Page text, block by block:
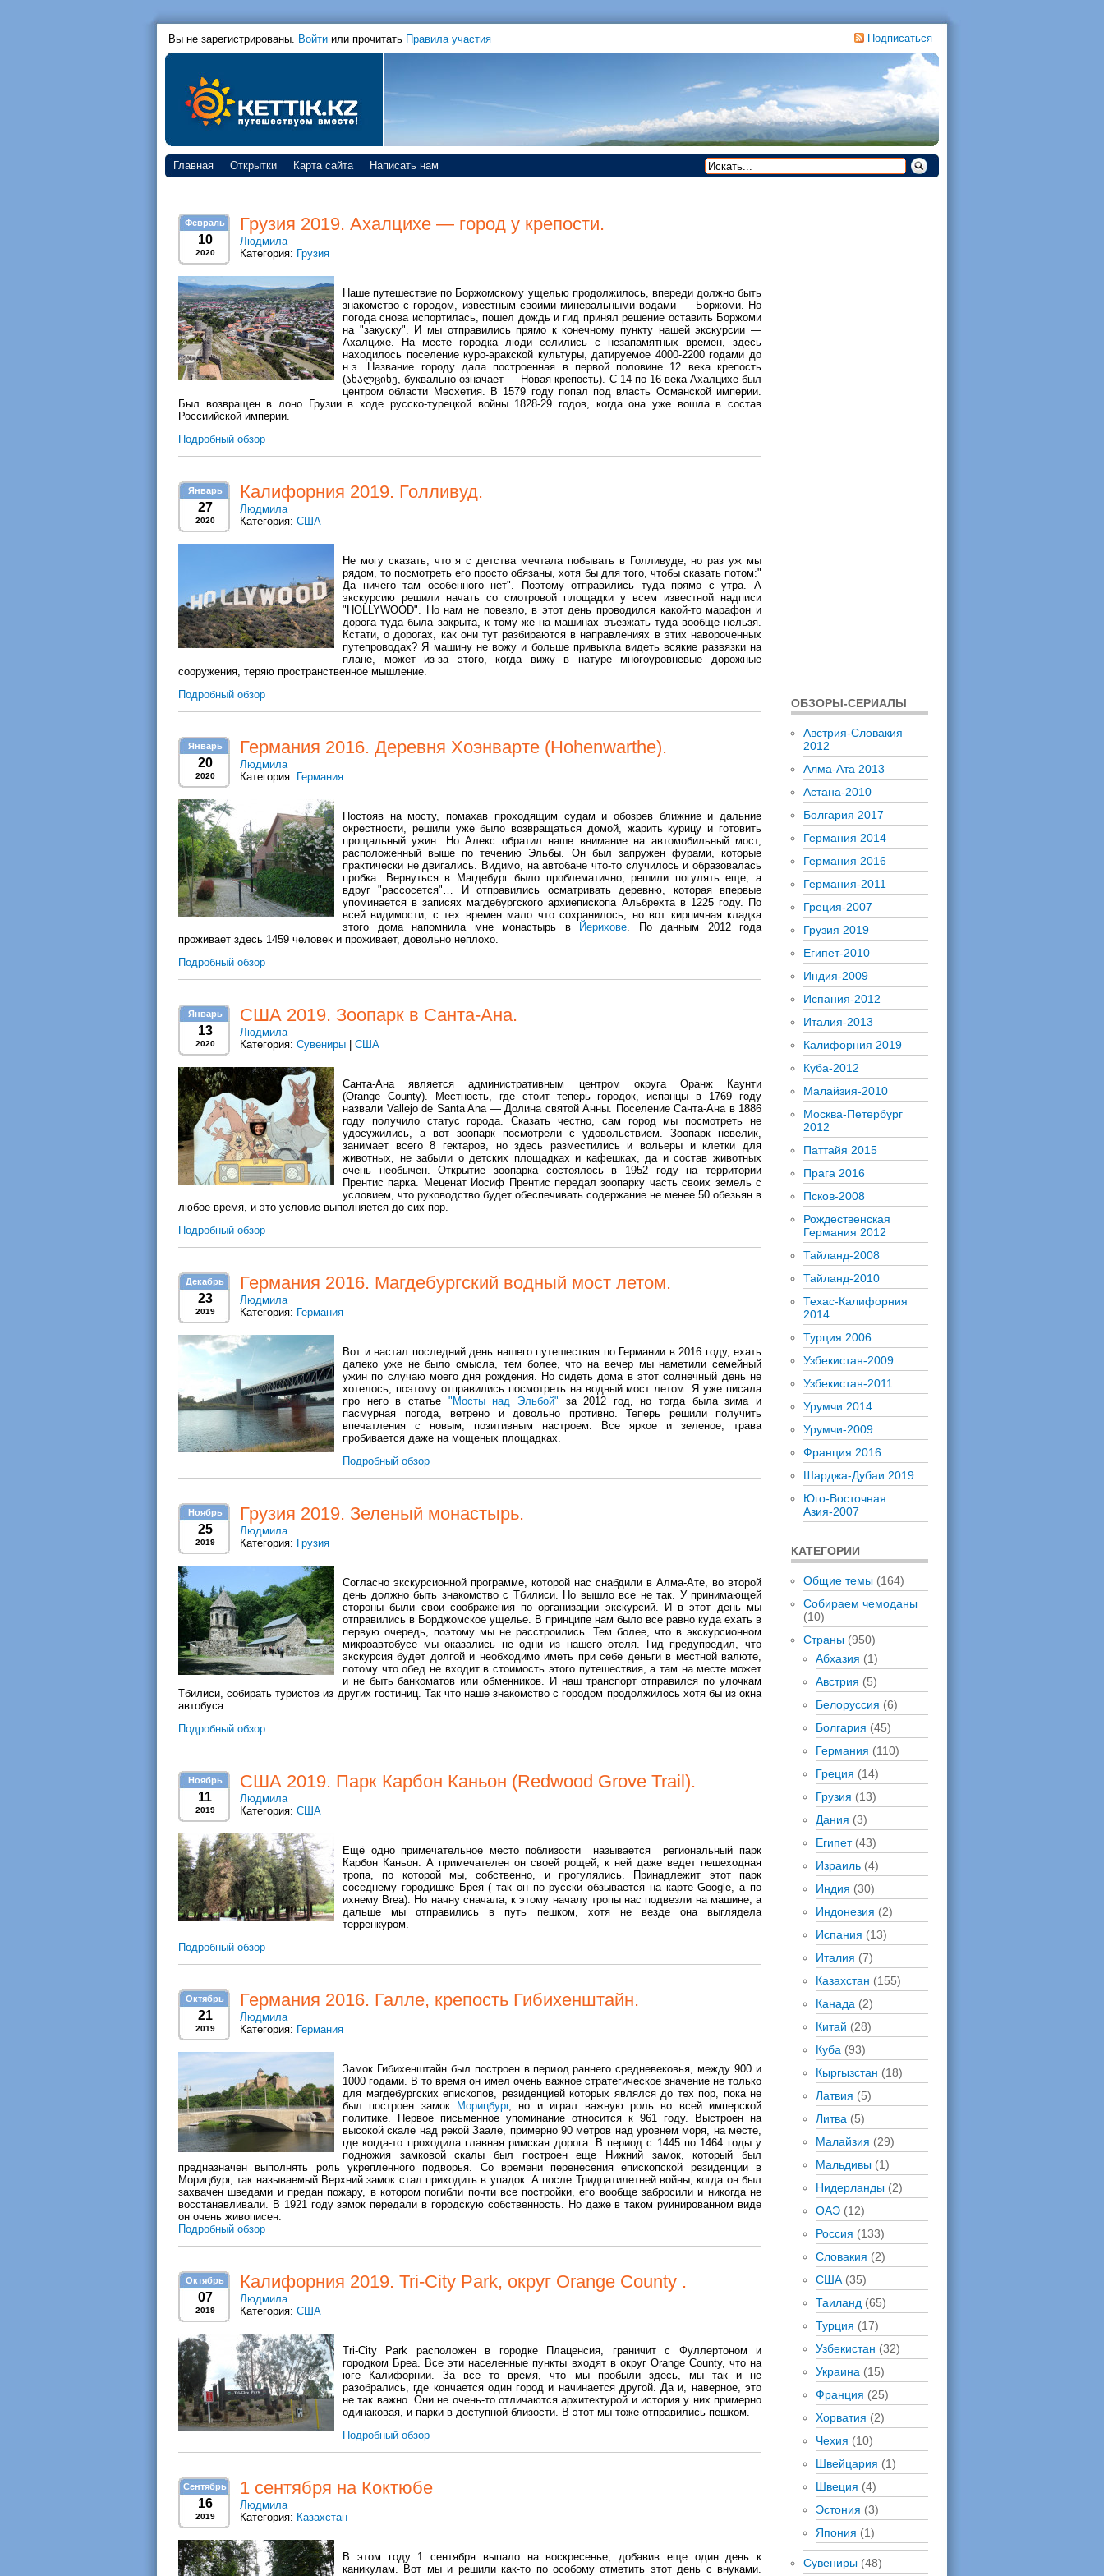
Вы не зарегистрированы. Войти или прочитать Правила участия Подписаться
Главная Открытки Карта сайта Написать нам
Февраль
10
2020
Грузия 2019. Ахалцихе — город у крепости.
Людмила
Категория: Грузия
Наше путешествие по Боржомскому ущелью продолжилось, впереди должно быть
знакомство с городом, известным своими минеральными водами — Боржоми. Но
погода снова испортилась, пошел дождь и гид принял решение оставить Боржоми
на "закуску". И мы отправились прямо к конечному пункту нашей экскурсии —
Ахалцихе. На месте городка люди селились с незапамятных времен, здесь
находилось поселение куро-аракской культуры, датируемое 4000-2200 годами до
н.э. Название городу дала построенная в первой половине 12 века крепость
(ახალციხე, буквально означает — Новая крепость). С 14 по 16 века Ахалцихе был
центром области Месхетия. В 1579 году попал под власть Османской империи.
Был возвращен в лоно Грузии в ходе русско-турецкой войны 1828-29 годов, когда она уже вошла в состав
Россиийской империи.
Подробный обзор
Январь
27
2020
Калифорния 2019. Голливуд.
Людмила
Категория: США
Не могу сказать, что я с детства мечтала побывать в Голливуде, но раз уж мы
рядом, то посмотреть его просто обязаны, хотя бы для того, чтобы сказать потом:"
Да ничего там особенного нет". Поэтому отправились туда прямо с утра. А
экскурсию решили начать со смотровой площадки у всем известной надписи
"HOLLYWOOD". Но нам не повезло, в этот день проводился какой-то марафон и
дорога туда была закрыта, к тому же на машинах въезжать туда вообще нельзя.
Кстати, о дорогах, как они тут разбираются в направлениях в этих навороченных
путепроводах? Я машину не вожу и больше привыкла видеть всякие развязки на
плане, может из-за этого, когда вижу в натуре многоуровневые дорожные
сооружения, теряю пространственное мышление.
Подробный обзор
Январь
20
2020
Германия 2016. Деревня Хоэнварте (Hohenwarthe).
Людмила
Категория: Германия
Постояв на мосту, помахав проходящим судам и обозрев ближние и дальние
окрестности, решили уже было возвращаться домой, жарить курицу и готовить
прощальный ужин. Но Алекс обратил наше внимание на автомобильный мост,
расположенный выше по течению Эльбы. Он был запружен фурами, которые
практически не двигались. Видимо, на автобане что-то случилось и образовалась
пробка. Вернуться в Магдебург было проблематично, решили погулять еще, а
вдруг "рассосется"… И отправились осматривать деревню, которая впервые
упоминается в записях магдебургского архиепископа Альбрехта в 1225 году. По
всей видимости, с тех времен мало что сохранилось, но вот кирпичная кладка
этого дома напомнила мне монастырь в
Йерихове. По данным 2012 года
проживает здесь 1459 человек и проживает, довольно неплохо.
Подробный обзор
Январь
13
2020
США 2019. Зоопарк в Санта-Ана.
Людмила
Категория: Сувениры США
Санта-Ана является административным центром округа Оранж Каунти
(Orange County). Местность, где стоит теперь городок, испанцы в 1769 году
назвали Vallejo de Santa Ana — Долина святой Анны. Поселение Санта-Ана в 1886
году получило статус города. Сказать честно, сам город мы посмотреть не
удосужились, а вот зоопарк посмотрели с удовольствием. Зоопарк невелик,
занимает всего 8 гектаров, но здесь разместились и вольеры и клетки для
животных, не забыли о детских площадках и кафешках, да и состав животных
очень необычен. Открытие зоопарка состоялось в 1952 году на территории
Прентис парка. Меценат Иосиф Прентис передал зоопарку часть своих земель с
условием, что руководство будет обеспечивать содержание не менее 50 обезьян в
любое время, и это условие выполняется до сих пор.
Подробный обзор
Декабрь
23
2019
Германия 2016. Магдебургский водный мост летом.
Людмила
Категория: Германия
Вот и настал последний день нашего путешествия по Германии в 2016 году, ехать
далеко уже не было смысла, тем более, что на вечер мы наметили семейный
ужин по случаю моего дня рождения. Но сидеть дома в этот солнечный день не
хотелось, поэтому отправились посмотреть на водный мост летом. Я уже писала
про него в статье "Мосты над Эльбой" за 2012 год, но тогда была зима и
пасмурная погода, ветрено и довольно противно. Теперь решили получить
впечатления с новым, позитивным настроем. Все яркое и зеленое, трава
пробивается даже на мощеных площадках.
Подробный обзор
Ноябрь
25
2019
Грузия 2019. Зеленый монастырь.
Людмила
Категория: Грузия
Согласно экскурсионной программе, которой нас снабдили в Алма-Ате, во второй
день должно быть знакомство с Тбилиси. Но вышло все не так. У принимающей
стороны были свои соображения по организации экскурсий. И в этот день мы
отправились в Борджомское ущелье. В принципе нам было все равно куда ехать в
первую очередь, поэтому мы не расстроились. Тем более, что в экскурсионном
микроавтобусе мы оказались не одни из нашего отеля. Гид предупредил, что
экскурсия будет долгой и необходимо иметь при себе деньги в местной валюте,
потому что обед не входит в стоимость этого путешествия, а там на месте может
и не быть банкоматов или обменников. И наш транспорт отправился по улочкам
Тбилиси, собирать туристов из других гостиниц. Так что наше знакомство с городом продолжилось хотя бы из окна
автобуса.
Подробный обзор
Ноябрь
11
2019
США 2019. Парк Карбон Каньон (Redwood Grove Trail).
Людмила
Категория: США
Ещё одно примечательное место поблизости называется региональный парк
Карбон Каньон. А примечателен он своей рощей, к ней даже ведет пешеходная
тропа, по которой мы, собственно, и прогулялись. Принадлежит этот парк
соседнему городишке Брея ( так он по русски обзывается на карте Google, а по
ихнему Brea). Но начну сначала, к этому началу тропы нас подвезли на машине, а
дальше мы отправились в путь пешком, хотя не везде она выглядела
терренкуром.
Подробный обзор
Октябрь
21
2019
Германия 2016. Галле, крепость Гибихенштайн.
Людмила
Категория: Германия
Замок Гибихенштайн был построен в период раннего средневековья, между 900 и
1000 годами. В то время он имел очень важное стратегическое значение не только
для магдебургских епископов, резиденцией которых являлся до тех пор, пока не
был построен замок
Морицбург, но и играл важную роль во всей имперской
политике. Первое письменное упоминание относится к 961 году. Выстроен на
высокой скале над рекой Заале, примерно 90 метров над уровнем моря, на месте,
где когда-то проходила главная римская дорога. В период с 1445 по 1464 годы у
подножия замковой скалы был построен еще Нижний замок, который был
предназначен выполнять роль укрепленного подворья. Со времени перенесения епископской резиденции в
Морицбург, так называемый Верхний замок стал приходить в упадок. А после Тридцатилетней войны, когда он был
захвачен шведами и предан пожару, в котором погибли почти все постройки, его вообще забросили и никогда не
восстанавливали. В 1921 году замок передали в городскую собственность. Но даже в таком руинированном виде
он очень живописен.
Подробный обзор
Октябрь
07
2019
Калифорния 2019. Tri-Сity Park, округ Orange County .
Людмила
Категория: США
Tri-City Park расположен в городке Плаценсия, граничит с Фуллертоном и
городком Бреа. Все эти населенные пункты входят в округ Orange County, что на
юге Калифорнии. За все то время, что мы пробыли здесь, мы так и не
разобрались, где кончается один город и начинается другой. Да и, наверное, это
не так важно. Они не очень-то отличаются архитектурой и история у них примерно
одинаковая, и парки в доступной близости. В этот мы тоже отправились пешком.
Подробный обзор
Сентябрь
16
2019
1 сентября на Коктюбе
Людмила
Категория: Казахстан
В этом году 1 сентября выпало на воскресенье, добавив еще один день к
каникулам. Вот мы и решили как-то по особому отметить этот день с внуками.
ОБЗОРЫ-СЕРИАЛЫ
Австрия-Словакия
2012
Алма-Ата 2013
Астана-2010
Болгария 2017
Германия 2014
Германия 2016
Германия-2011
Греция-2007
Грузия 2019
Египет-2010
Индия-2009
Испания-2012
Италия-2013
Калифорния 2019
Куба-2012
Малайзия-2010
Москва-Петербург
2012
Паттайя 2015
Прага 2016
Псков-2008
Рождественская
Германия 2012
Тайланд-2008
Тайланд-2010
Техас-Калифорния
2014
Турция 2006
Узбекистан-2009
Узбекистан-2011
Урумчи 2014
Урумчи-2009
Франция 2016
Шарджа-Дубаи 2019
Юго-Восточная
Азия-2007
КАТЕГОРИИ
Общие темы (164)
Собираем чемоданы
(10)
Страны (950)
Абхазия (1)
Австрия (5)
Белоруссия (6)
Болгария (45)
Германия (110)
Греция (14)
Грузия (13)
Дания (3)
Египет(43)
Израиль (4)
Индия (30)
Индонезия (2)
Испания (13)
Италия (7)
Казахстан (155)
Канада (2)
Китай (28)
Куба (93)
Кыргызстан (18)
Латвия (5)
Литва (5)
Малайзия (29)
Мальдивы (1)
Нидерланды (2)
ОАЭ (12)
Россия (133)
Словакия (2)
США (35)
Таиланд (65)
Турция (17)
Узбекистан (32)
Украина (15)
Франция (25)
Хорватия (2)
Чехия (10)
Швейцария (1)
Швеция (4)
Эстония (3)
Япония (1)
Сувениры (48)